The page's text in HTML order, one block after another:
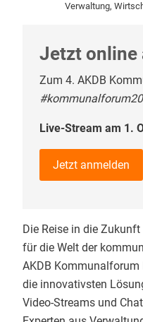
Verwaltung,
Jetzt online
Zum 4. AKDB
#kommunalforum20
Live-Stream am 1.
Jetzt anmelden
Die Reise in die
für die Welt der
AKDB
die innovativsten
Video-Streams und